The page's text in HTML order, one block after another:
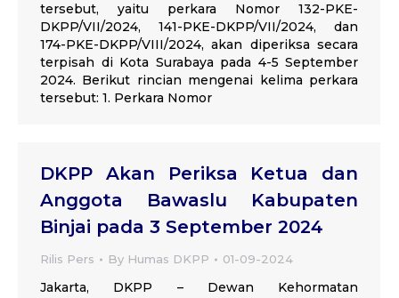
tersebut, yaitu perkara Nomor 132-PKE-
DKPP/VII/2024, 141-PKE-DKPP/VII/2024, dan
174-PKE-DKPP/VIII/2024, akan diperiksa secara
terpisah di Kota Surabaya pada 4-5 September
2024. Berikut rincian mengenai kelima perkara
tersebut: 1. Perkara Nomor
DKPP Akan Periksa Ketua dan
Anggota Bawaslu Kabupaten
Binjai pada 3 September 2024
Rilis Pers By Humas DKPP 01-09-2024
Jakarta, DKPP – Dewan Kehormatan